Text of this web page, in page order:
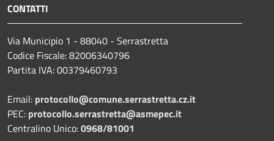
CONTATTI
Via Municipio 1 - 88040 - Serrastretta
Codice Fiscale: 82006340796
Partita IVA: 00379460793
Email: protocollo@comune.serrastretta.cz.it
PEC: protocollo.serrastretta@asmepec.it
Centralino Unico:0968/81001